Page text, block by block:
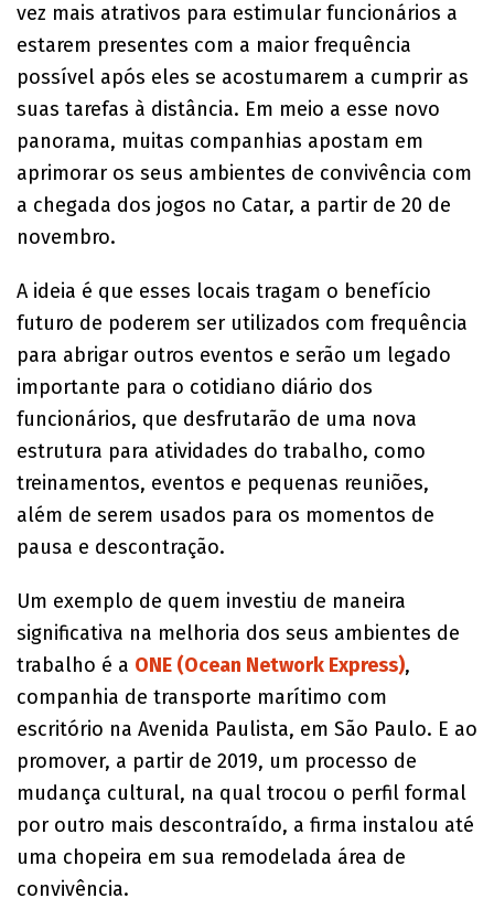
vez mais atrativos para estimular funcionários a
estarem presentes com a maior frequência
possível após eles se acostumarem a cumprir as
suas tarefas à distância. Em meio a esse novo
panorama, muitas companhias apostam em
aprimorar os seus ambientes de convivência com
a chegada dos jogos no Catar, a partir de 20 de
novembro.
A ideia é que esses locais tragam o benefício
futuro de poderem ser utilizados com frequência
para abrigar outros eventos e serão um legado
importante para o cotidiano diário dos
funcionários, que desfrutarão de uma nova
estrutura para atividades do trabalho, como
treinamentos, eventos e pequenas reuniões,
além de serem usados para os momentos de
pausa e descontração.
Um exemplo de quem investiu de maneira
significativa na melhoria dos seus ambientes de
trabalho é a ONE (Ocean Network Express),
companhia de transporte marítimo com
escritório na Avenida Paulista, em São Paulo. E ao
promover, a partir de 2019, um processo de
mudança cultural, na qual trocou o perfil formal
por outro mais descontraído, a firma instalou até
uma chopeira em sua remodelada área de
convivência.